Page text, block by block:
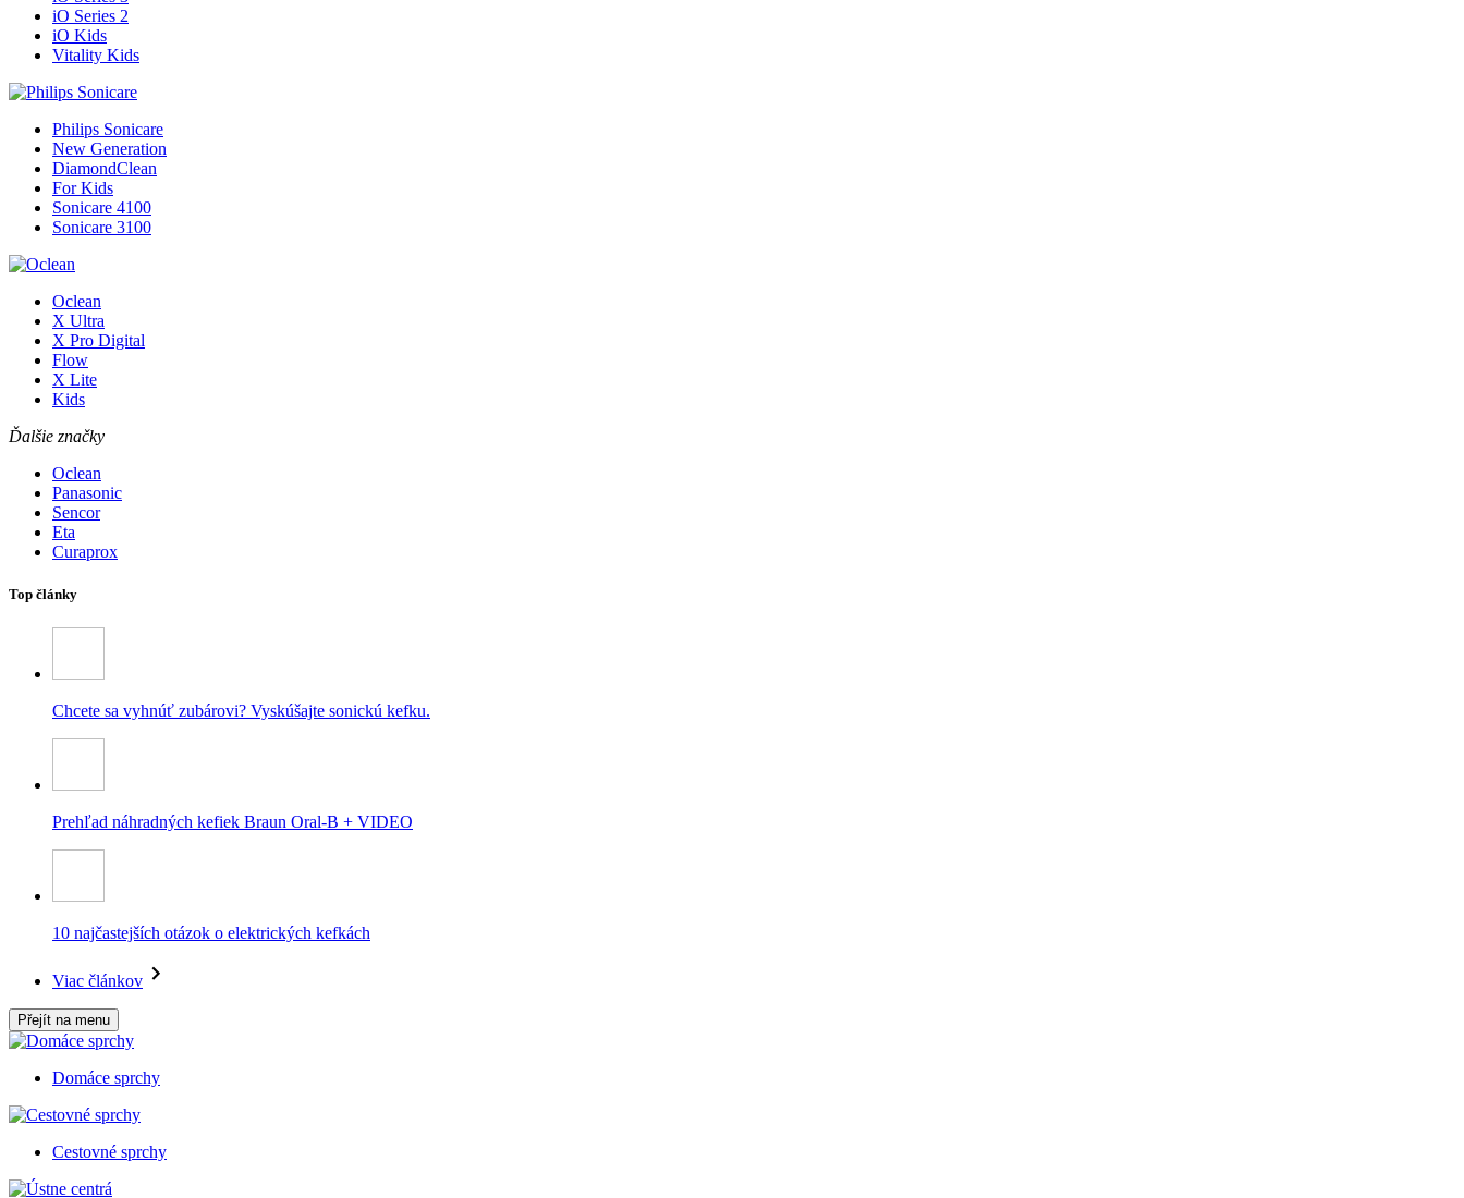
iO Series 2
iO Kids
Vitality Kids
Philips Sonicare
New Generation
DiamondClean
For Kids
Sonicare 4100
Sonicare 3100
Oclean
X Ultra
X Pro Digital
Flow
X Lite
Kids
Ďalšie značky
Oclean
Panasonic
Sencor
Eta
Curaprox
Top články
Chcete sa vyhnúť zubárovi? Vyskúšajte sonickú kefku.
Prehľad náhradných kefiek Braun Oral-B + VIDEO
10 najčastejších otázok o elektrických kefkách
Viac článkov
Přejít na menu
Domáce sprchy
Cestovné sprchy